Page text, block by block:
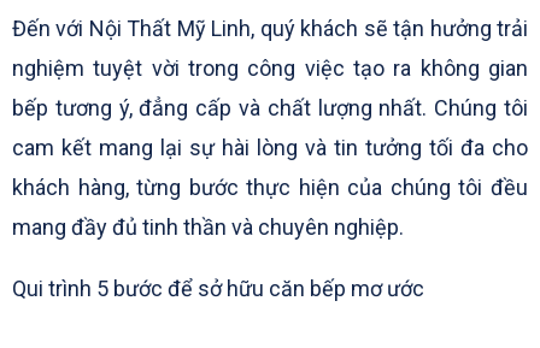
Đến với Nội Thất Mỹ Linh, quý khách sẽ tận hưởng trải
nghiệm tuyệt vời trong công việc tạo ra không gian
bếp tương ý, đẳng cấp và chất lượng nhất. Chúng tôi
cam kết mang lại sự hài lòng và tin tưởng tối đa cho
khách hàng, từng bước thực hiện của chúng tôi đều
mang đầy đủ tinh thần và chuyên nghiệp.
Qui trình 5 bước để sở hữu căn bếp mơ ước